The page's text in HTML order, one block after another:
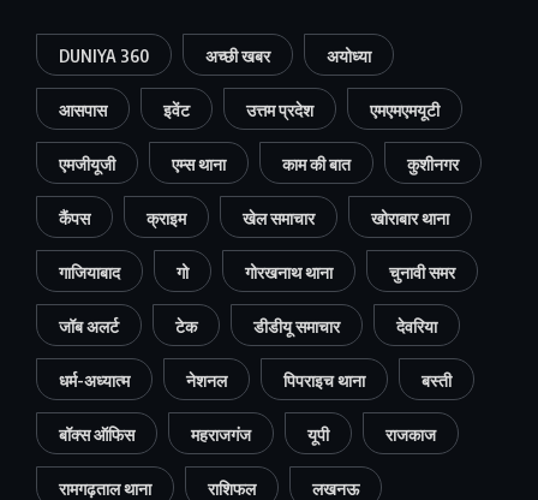
DUNIYA 360 अच्छी खबर अयोध्या
आसपास इवेंट उत्तम प्रदेश एमएमएमयूटी
एमजीयूजी एम्स थाना काम की बात कुशीनगर
कैंपस क्राइम खेल समाचार खोराबार थाना
गाजियाबाद गो गोरखनाथ थाना चुनावी समर
जॉब अलर्ट टेक डीडीयू समाचार देवरिया
धर्म-अध्यात्म नेशनल पिपराइच थाना बस्ती
बॉक्स ऑफिस महराजगंज यूपी राजकाज
रामगढ़ताल थाना राशिफल लखनऊ